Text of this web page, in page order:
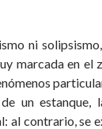
ni
marcada en el
un estanque,
al contrario, se